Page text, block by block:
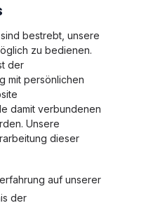
bestrebt, unsere
zu bedienen.
der
mit persönlichen
damit verbundenen
Unsere
dieser
auf unserer
der